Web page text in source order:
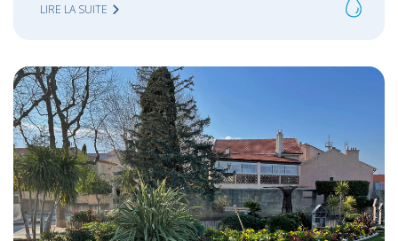
LIRE LA SUITE